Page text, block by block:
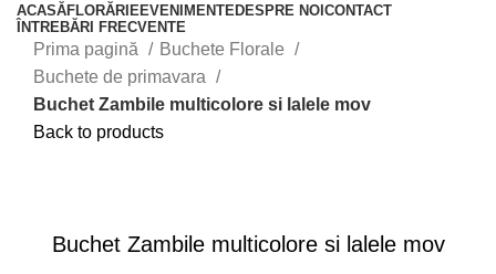
ACASĂFLORĂRIEEVENIMENTEDESPRE NOICONTACT
ÎNTREBĂRI FRECVENTE
Prima pagină
Buchete Florale
Buchete de primavara
Buchet Zambile multicolore si lalele mov
Back to products
Buchet Zambile multicolore si lalele mov